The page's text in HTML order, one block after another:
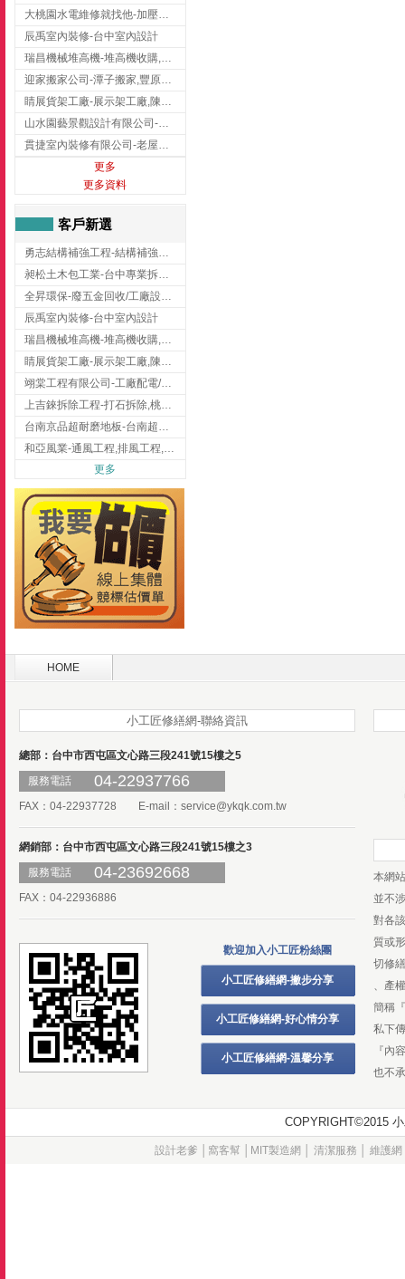
大桃園水電維修就找他-加壓馬達,抽水馬達,桃園水電行,中壢水電
辰禹室內裝修-台中室內設計
瑞昌機械堆高機-堆高機收購,新北市堆高機,桃園堆高機
迎家搬家公司-潭子搬家,豐原搬家,大雅搬家,大甲搬家,台中推薦搬家,台中搬家
睛展貨架工廠-展示架工廠,陳列架,台中展示架工廠
山水園藝景觀設計有限公司-景觀工程,景觀設計,新竹園藝工程,新竹景觀設計
貫捷室內裝修有限公司-老屋翻新工程,台中老屋翻新工程,台中舊屋翻新
更多
更多資料
客戶新選
勇志結構補強工程-結構補強工程 ,桃園結構補強工程,龍潭結構補強工程
昶松土木包工業-台中專業拆除工程/挖土機出租
全昇環保-廢五金回收/工廠設備收購/機械設備回收/高價收購廠房設備
辰禹室內裝修-台中室內設計
瑞昌機械堆高機-堆高機收購,新北市堆高機,桃園堆高機
睛展貨架工廠-展示架工廠,陳列架,台中展示架工廠
翊棠工程有限公司-工廠配電/高雄消防機電公司
上吉錸拆除工程-打石拆除,桃園打石拆除,桃園拆除工程
台南京品超耐磨地板-台南超耐磨地板
和亞風業-通風工程,排風工程,彰化通風工程,彰化排風工程
更多
HOME
小工匠修繕網-聯絡資訊
總部：台中市西屯區文心路三段241號15樓之5
服務電話
04-22937766
FAX：04-22937728 E-mail： service@ykqk.com.tw
網銷部：台中市西屯區文心路三段241號15樓之3
服務電話
04-23692668
FAX：04-22936886
歡迎加入小工匠粉絲團
小工匠修繕網-撇步分享
小工匠修繕網-好心情分享
小工匠修繕網-溫馨分享
本網
並不
對各
質或
切修
、產
簡稱
私下
『內
也不
設計老爹 窩客幫│ MIT製造網 清潔服務 維護網